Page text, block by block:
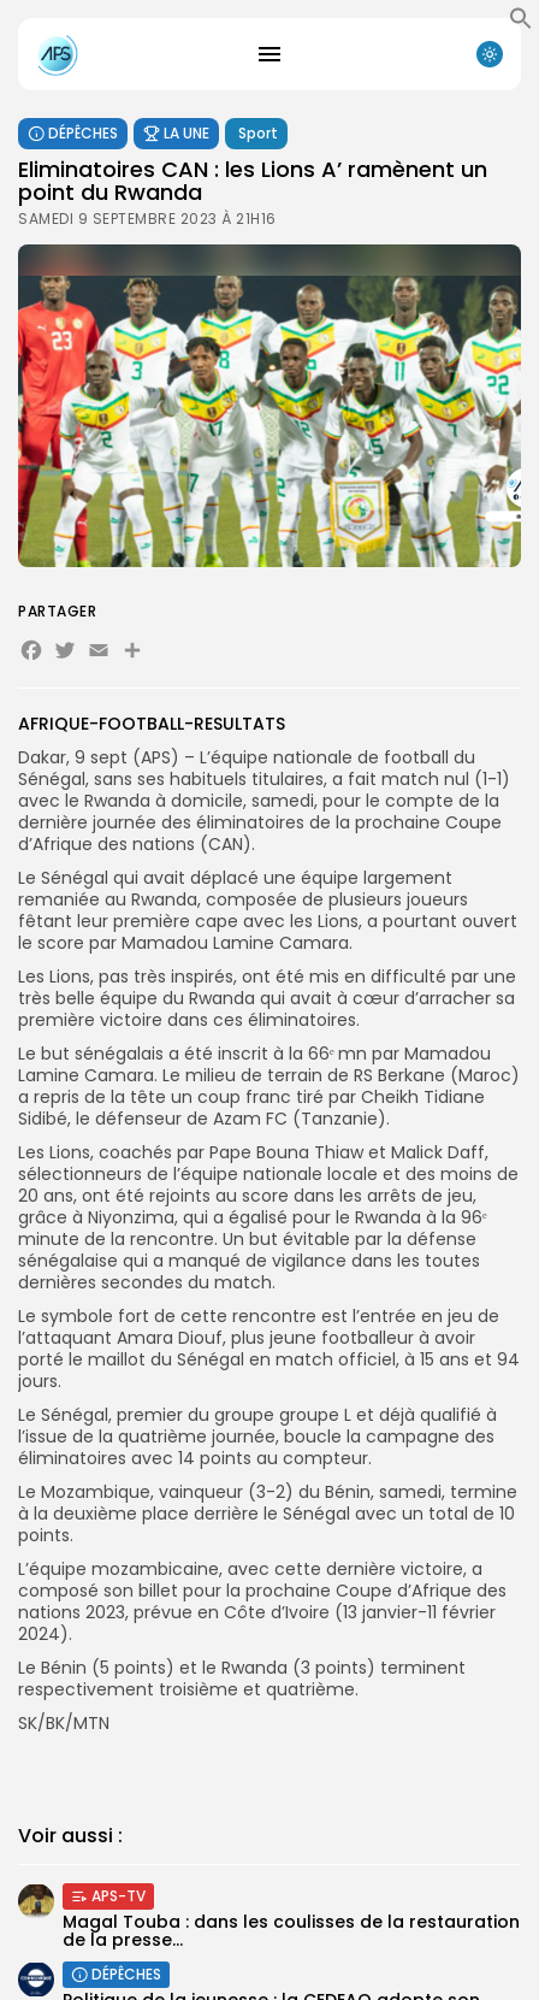
Search
DÉPÊCHES LA UNE Sport
Eliminatoires CAN : les Lions A’ ramènent un
point du Rwanda
SAMEDI 9 SEPTEMBRE 2023 À 21H16
AFRIQUE-FOOTBALL-RESULTATS
Dakar, 9 sept (APS) – L’équipe nationale de football du
Sénégal, sans ses habituels titulaires, a fait match nul (1-1)
avec le Rwanda à domicile, samedi, pour le compte de la
dernière journée des éliminatoires de la prochaine Coupe
d’Afrique des nations (CAN).
Le Sénégal qui avait déplacé une équipe largement
remaniée au Rwanda, composée de plusieurs joueurs
fêtant leur première cape avec les Lions, a pourtant ouvert
le score par Mamadou Lamine Camara.
Les Lions, pas très inspirés, ont été mis en difficulté par une
très belle équipe du Rwanda qui avait à cœur d’arracher sa
première victoire dans ces éliminatoires.
Le but sénégalais a été inscrit à la 66ᵉmn par Mamadou
Lamine Camara. Le milieu de terrain de RS Berkane (Maroc)
a repris de la tête un coup franc tiré par Cheikh Tidiane
Sidibé, le défenseur de Azam FC (Tanzanie).
Les Lions, coachés par Pape Bouna Thiaw et Malick Daff,
sélectionneurs de l’équipe nationale locale et des moins de
20 ans, ont été rejoints au score dans les arrêts de jeu,
grâce à Niyonzima, qui a égalisé pour le Rwanda à la 96ᵉ
minute de la rencontre. Un but évitable par la défense
sénégalaise qui a manqué de vigilance dans les toutes
dernières secondes du match.
Le symbole fort de cette rencontre est l’entrée en jeu de
l’attaquant Amara Diouf, plus jeune footballeur à avoir
porté le maillot du Sénégal en match officiel, à 15 ans et 94
jours.
Le Sénégal, premier du groupe groupe L et déjà qualifié à
l’issue de la quatrième journée, boucle la campagne des
éliminatoires avec 14 points au compteur.
Le Mozambique, vainqueur (3-2) du Bénin, samedi, termine
à la deuxième place derrière le Sénégal avec un total de 10
points.
L’équipe mozambicaine, avec cette dernière victoire, a
composé son billet pour la prochaine Coupe d’Afrique des
nations 2023, prévue en Côte d’Ivoire (13 janvier-11 février
2024).
Le Bénin (5 points) et le Rwanda (3 points) terminent
respectivement troisième et quatrième.
SK/BK/MTN
Voir aussi :
APS-TV
Magal Touba : dans les coulisses de la restauration
de la presse...
DÉPÊCHES
PARTAGER
Facebook
Twitter
EmailPartager